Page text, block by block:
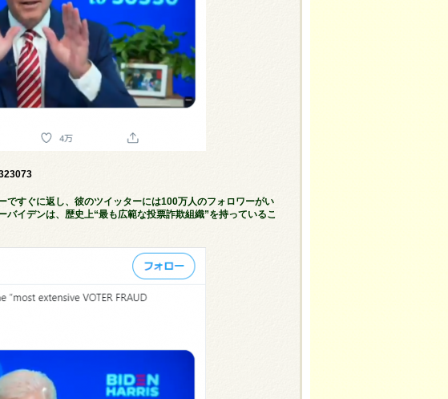
ですぐに返し、彼のツイッターには100万人のフォロワーがい
バイデンは、歴史上“最も広範な投票詐欺組織”を持っているこ